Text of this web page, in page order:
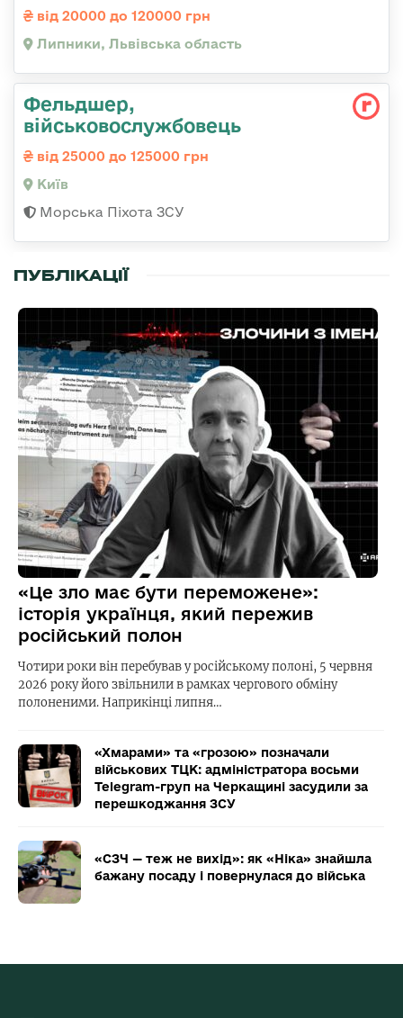
від 20000 до 120000 грн
Липники, Львівська область
Фельдшер,
військовослужбовець
від 25000 до 125000 грн
Київ
Морська Піхота ЗСУ
ПУБЛІКАЦІЇ
«Це зло має бути переможене»:
історія українця, який пережив
російський полон
Чотири роки він перебував у російському полоні, 5 червня
2026 року його звільнили в рамках чергового обміну
полоненими. Наприкінці липня…
«Хмарами» та «грозою» позначали
військових ТЦК: адміністратора восьми
Telegram-груп на Черкащині засудили за
перешкоджання ЗСУ
«СЗЧ — теж не вихід»: як «Ніка» знайшла
бажану посаду і повернулася до війська